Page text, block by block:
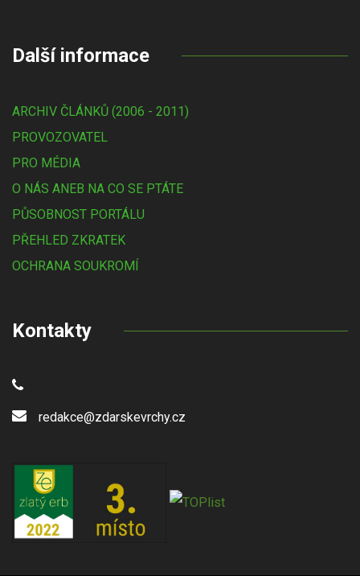
Další informace
ARCHIV ČLÁNKŮ (2006 - 2011)
PROVOZOVATEL
PRO MÉDIA
O NÁS ANEB NA CO SE PTÁTE
PŮSOBNOST PORTÁLU
PŘEHLED ZKRATEK
OCHRANA SOUKROMÍ
Kontakty
redakce@zdarskevrchy.cz